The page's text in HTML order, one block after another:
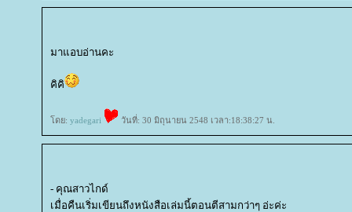
มาแอบอ่านคะ
คิคิ
ดย: yadegari วันที่: 30 มิถุนายน 2548 เวลา:18:38:27 น.
- คุณสาวไกด์
เมื่อคืนเริ่มเขียนถึงหนังสือเล่มนี้ตอนตีสามกว่าๆ อ่ะค่ะ